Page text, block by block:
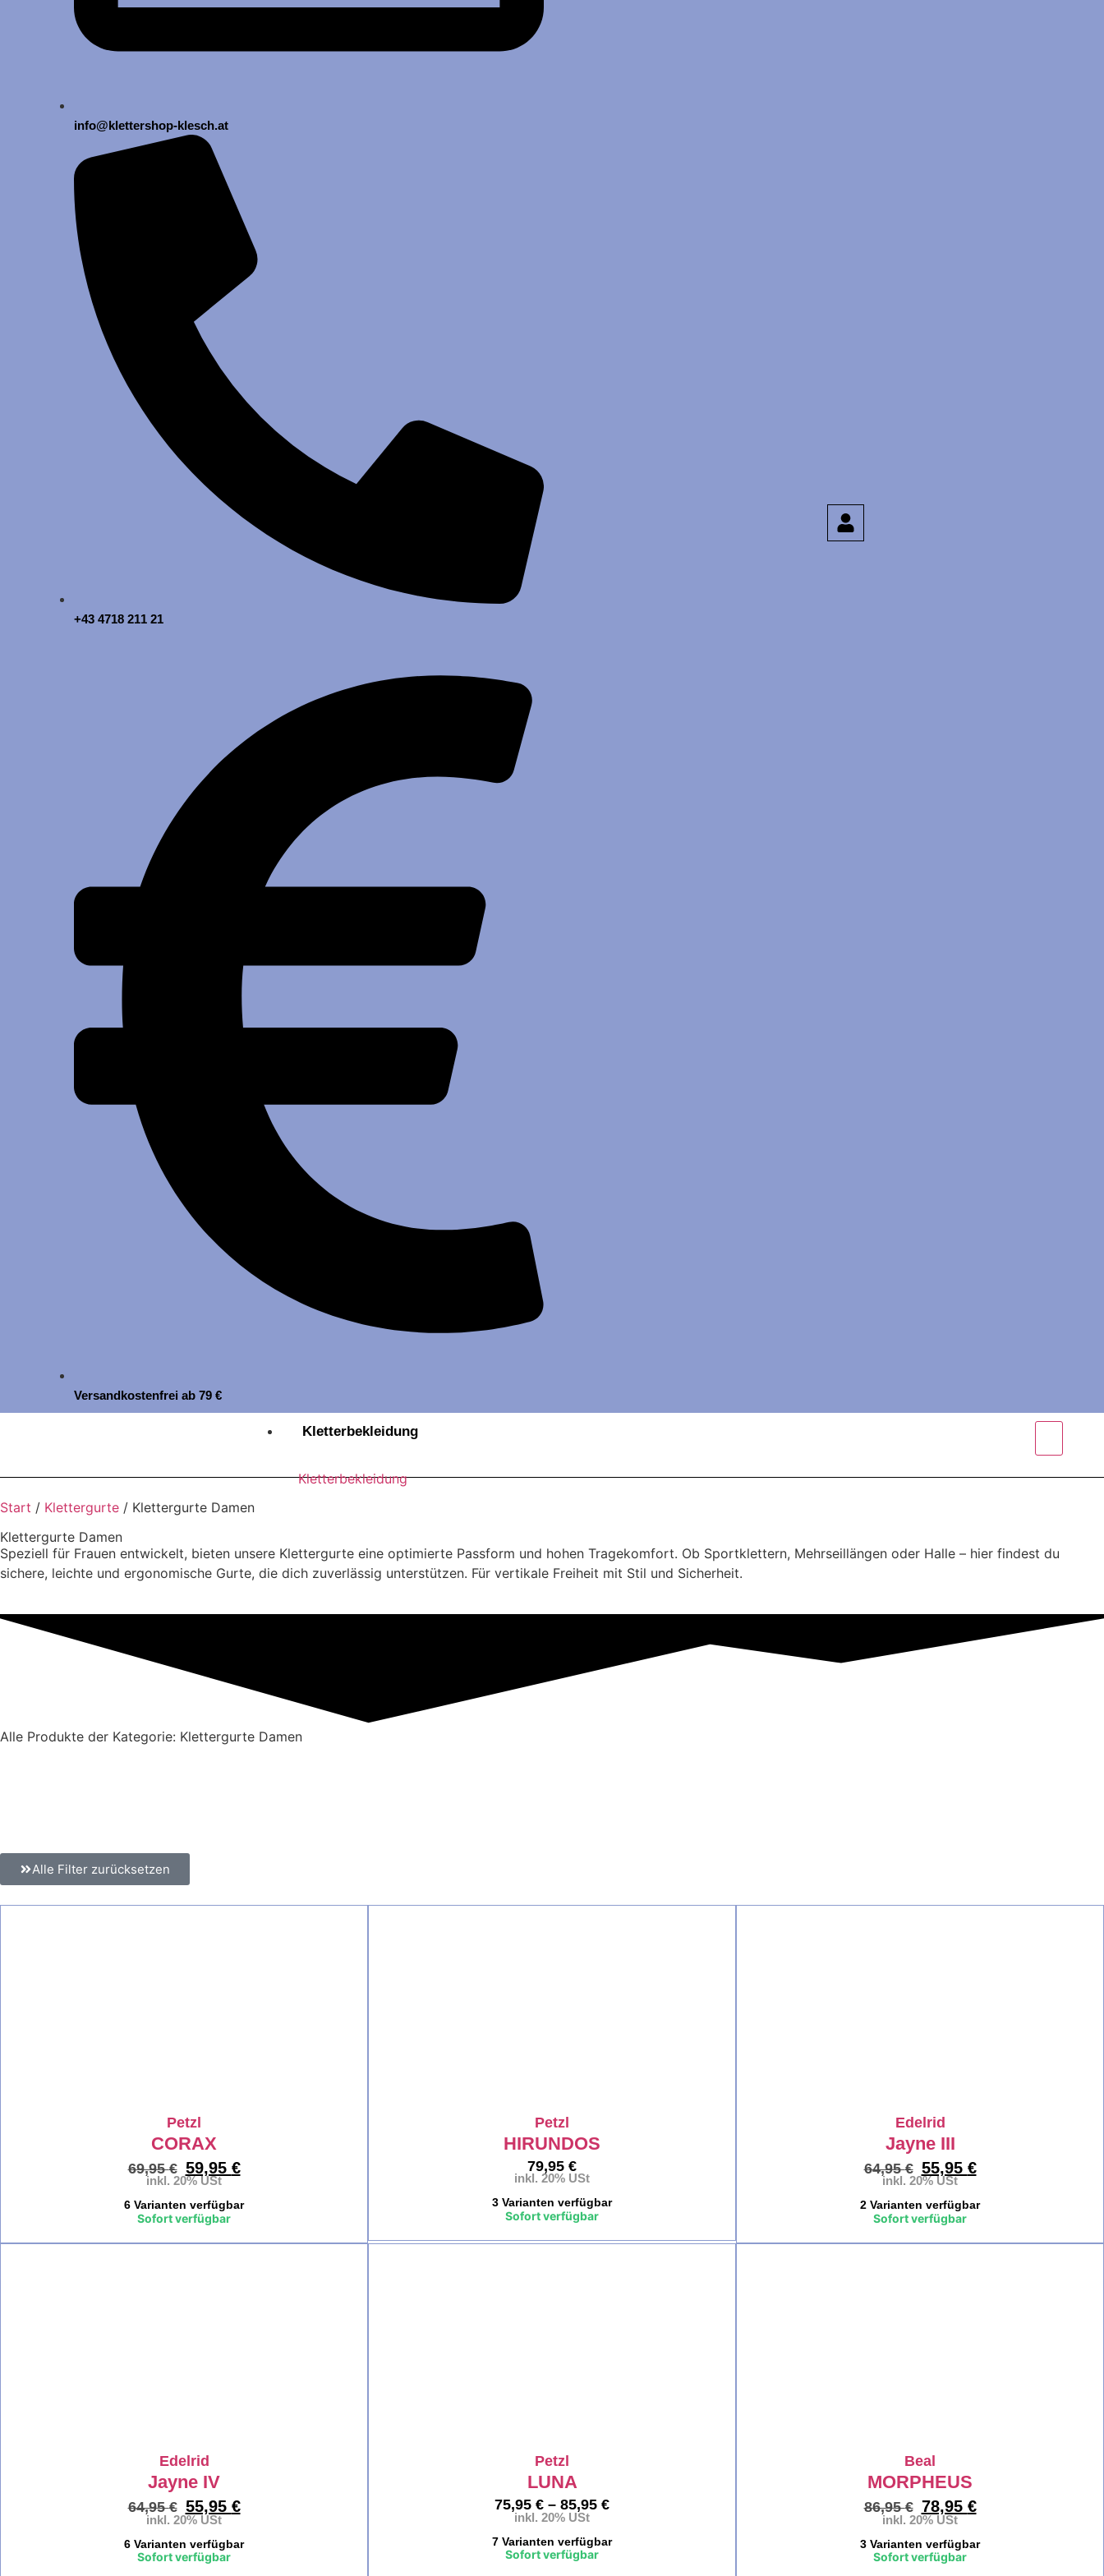
info@klettershop-klesch.at
+43 4718 211 21
Versandkostenfrei ab 79 €
Kletterbekleidung
Kletterbekleidung
Start / Klettergurte / Klettergurte Damen
Klettergurte Damen
Speziell für Frauen entwickelt, bieten unsere Klettergurte eine optimierte Passform und hohen Tragekomfort. Ob Sportklettern, Mehrseillängen oder Halle – hier findest du
sichere, leichte und ergonomische Gurte, die dich zuverlässig unterstützen. Für vertikale Freiheit mit Stil und Sicherheit.
Alle Produkte der Kategorie: Klettergurte Damen
Alle Filter zurücksetzen
Petzl
CORAX
69,95€ 59,95 €
inkl. 20% USt
6 Varianten verfügbar
Sofort verfügbar
Petzl
HIRUNDOS
79,95 €
inkl. 20% USt
3 Varianten verfügbar
Sofort verfügbar
Edelrid
Jayne III
64,95€ 55,95 €
inkl. 20% USt
2 Varianten verfügbar
Sofort verfügbar
Edelrid
Jayne IV
64,95€ 55,95 €
inkl. 20% USt
6 Varianten verfügbar
Sofort verfügbar
Petzl
LUNA
75,95 € – 85,95 €
inkl. 20% USt
7 Varianten verfügbar
Sofort verfügbar
Beal
MORPHEUS
86,95€ 78,95 €
inkl. 20% USt
3 Varianten verfügbar
Sofort verfügbar